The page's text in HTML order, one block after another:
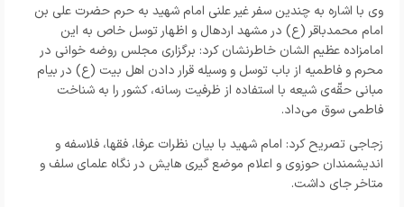
وی با اشاره به چندین سفر غیر علنی امام شهید به حرم حضرت علی بن
امام محمدباقر (ع) در مشهد اردهال و اظهار توسل خاص به این
امامزاده عظیم الشان خاطرنشان کرد: برگزاری مجلس روضه خوانی در
محرم و فاطمیه از باب توسل و وسیله قرار دادن اهل بیت (ع) در بیام
مبانی حقّه‌ی شیعه با استفاده از ظرفیت رسانه، کشور را به شناخت
فاطمی سوق می‌داد.
زجاجی تصریح کرد: امام شهید با بیان نظرات عرفا، فقها، فلاسفه و
اندیشمندان حوزوی و اعلام موضع گیری هایش در نگاه علمای سلف و
متاخر جای داشت.